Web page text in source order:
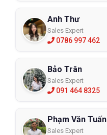
Anh Thư
Sales Expert
0786 997 462
Bảo Trân
Sales Expert
091 464 8325
Phạm Văn Tuấn
Sales Expert